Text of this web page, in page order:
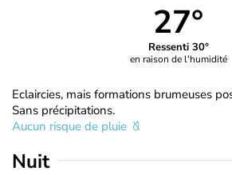
27°
Ressenti 30°
en raison de l'humidité
Eclaircies, mais formations brumeuses
Sans précipitations.
Aucun risque de pluie
Nuit